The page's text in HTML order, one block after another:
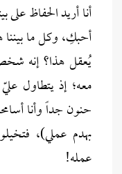
أنا أريد الحفاظ
أحبكِ، وكل ما
يُعقل هذا؟ إنه
معه؛ إذ يتطاول
حنون جداً وأنا
بهدم عملي)،
عمله!